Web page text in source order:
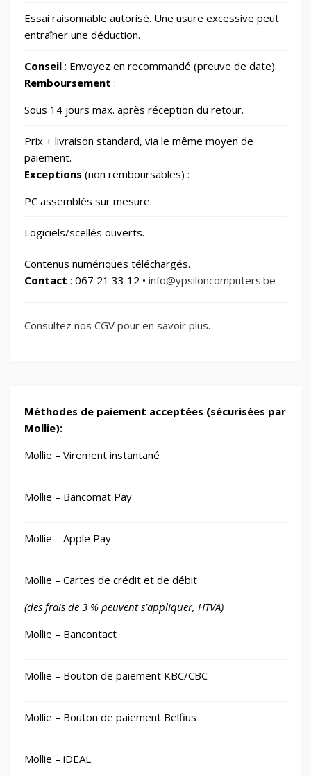
Photos et Caméras 797
Santé et beauté 66
Smart Home/Lighting/Lighting fixtures
Smartphones & Tablets
Vélos & Trottinettes
Essai raisonnable autorisé. Une usure excessive peut
entraîner une déduction.
Conseil : Envoyez en recommandé (preuve de date).
Remboursement :
Sous 14 jours max. après réception du retour.
Prix + livraison standard, via le même moyen de
paiement.
Exceptions (non remboursables) :
PC assemblés sur mesure.
Logiciels/scellés ouverts.
Contenus numériques téléchargés.
Contact : 067 21 33 12 • info@ypsiloncomputers.be
Consultez nos CGV pour en savoir plus.
Méthodes de paiement acceptées (sécurisées par
Mollie):
Mollie – Virement instantané
Mollie – Bancomat Pay
Mollie – Apple Pay
Mollie – Cartes de crédit et de débit
(des frais de 3 % peuvent s’appliquer, HTVA)
Mollie – Bancontact
Mollie – Bouton de paiement KBC/CBC
Mollie – Bouton de paiement Belfius
Mollie – iDEAL